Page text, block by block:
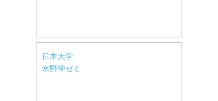
日本大学
水野学ゼミ